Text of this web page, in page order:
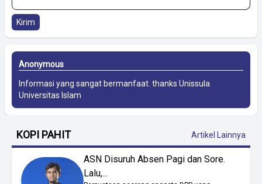
Kirim
Anonymous
Informasi yang sangat bermanfaat. thanks Unissula
Universitas Islam
KOPI PAHIT Artikel Lainnya
ASN Disuruh Absen Pagi dan Sore.
Lalu,...